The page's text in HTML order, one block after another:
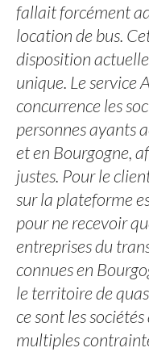
fallait forcément
location de bus.
disposition
unique. Le service
concurrence les
personnes ayants
et en Bourgogne,
justes. Pour le
sur la plateforme
pour ne recevoir
entreprises du
connues en
le territoire de
ce sont les
multiples